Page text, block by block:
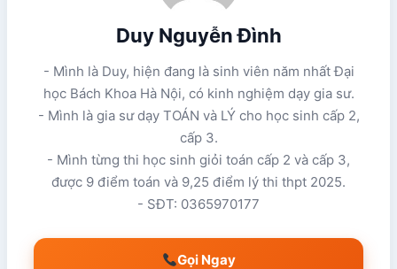
Duy Nguyễn Đình
- Mình là Duy, hiện đang là sinh viên năm nhất Đại
học Bách Khoa Hà Nội, có kinh nghiệm dạy gia sư.
- Mình là gia sư dạy TOÁN và LÝ cho học sinh cấp 2,
cấp 3.
- Mình từng thi học sinh giỏi toán cấp 2 và cấp 3,
được 9 điểm toán và 9,25 điểm lý thi thpt 2025.
- SĐT: 0365970177
Gọi Ngay